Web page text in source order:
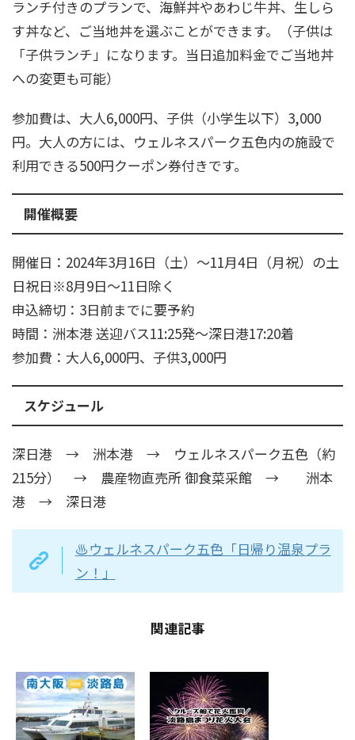
ランチ付きのプランで、海鮮丼やあわじ牛丼、生しら
す丼など、ご当地丼を選ぶことができます。（子供は
「子供ランチ」になります。当日追加料金でご当地丼
への変更も可能）
参加費は、大人6,000円、子供（小学生以下）3,000
円。大人の方には、ウェルネスパーク五色内の施設で
利用できる500円クーポン券付きです。
開催概要
開催日：2024年3月16日（土）～11月4日（月祝）の土
日祝日※8月9日～11日除く
申込締切：3日前までに要予約
時間：洲本港 送迎バス11:25発～深日港17:20着
参加費：大人6,000円、子供3,000円
スケジュール
深日港 → 洲本港 → ウェルネスパーク五色（約
215分） → 農産物直売所 御食菜采館 → 洲本
港 → 深日港
♨ウェルネスパーク五色「日帰り温泉プラ
ン！」
関連記事